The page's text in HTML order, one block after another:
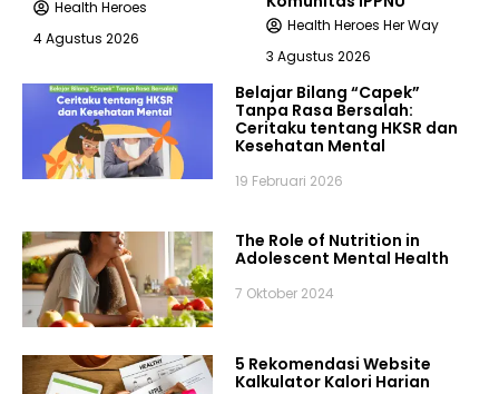
Health Heroes
4 Agustus 2026
Health Heroes Her Way
3 Agustus 2026
Belajar Bilang “Capek”
Tanpa Rasa Bersalah:
Ceritaku tentang HKSR dan
Kesehatan Mental
19 Februari 2026
The Role of Nutrition in
Adolescent Mental Health
7 Oktober 2024
5 Rekomendasi Website
Kalkulator Kalori Harian